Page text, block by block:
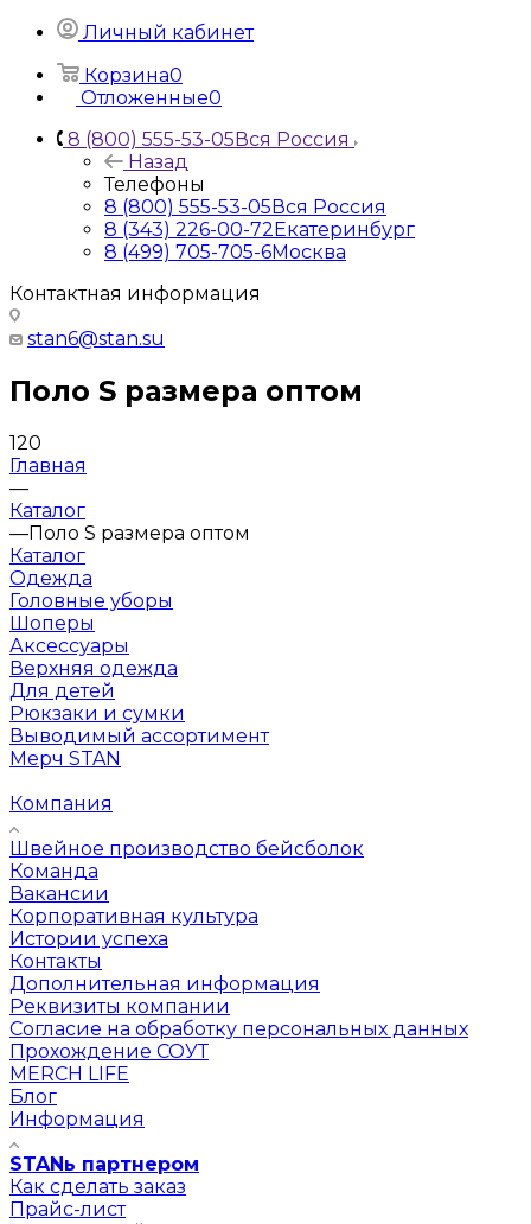
Личный кабинет
Корзина0
Отложенные0
8 (800) 555-53-05Вся Россия
Назад
Телефоны
8 (800) 555-53-05Вся Россия
8 (343) 226-00-72Екатеринбург
8 (499) 705-705-6Москва
Контактная информация
stan6@stan.su
Поло S размера оптом
120
Главная
—
Каталог
—Поло S размера оптом
Каталог
Одежда
Головные уборы
Шоперы
Аксессуары
Верхняя одежда
Для детей
Рюкзаки и сумки
Выводимый ассортимент
Мерч STAN
Компания
Швейное производство бейсболок
Команда
Вакансии
Корпоративная культура
Истории успеха
Контакты
Дополнительная информация
Реквизиты компании
Согласие на обработку персональных данных
Прохождение СОУТ
MERCH LIFE
Блог
Информация
STANь партнером
Как сделать заказ
Прайс-лист